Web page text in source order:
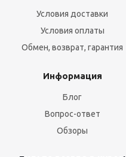
Условия доставки
Условия оплаты
Обмен, возврат, гарантия
Информация
Блог
Вопрос-ответ
Обзоры